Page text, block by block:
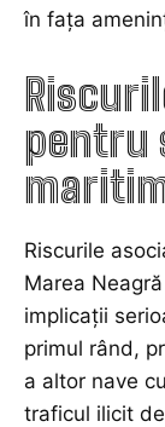
în fața
pentru
Riscurile
Marea
implicații
primul rând,
a altor nave
traficul ilicit